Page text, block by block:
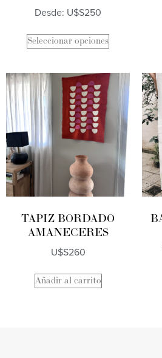
Desde: U$S250
Seleccionar opciones
TAPIZ BORDADO
AMANECERES
U$S260
Añadir al carrito